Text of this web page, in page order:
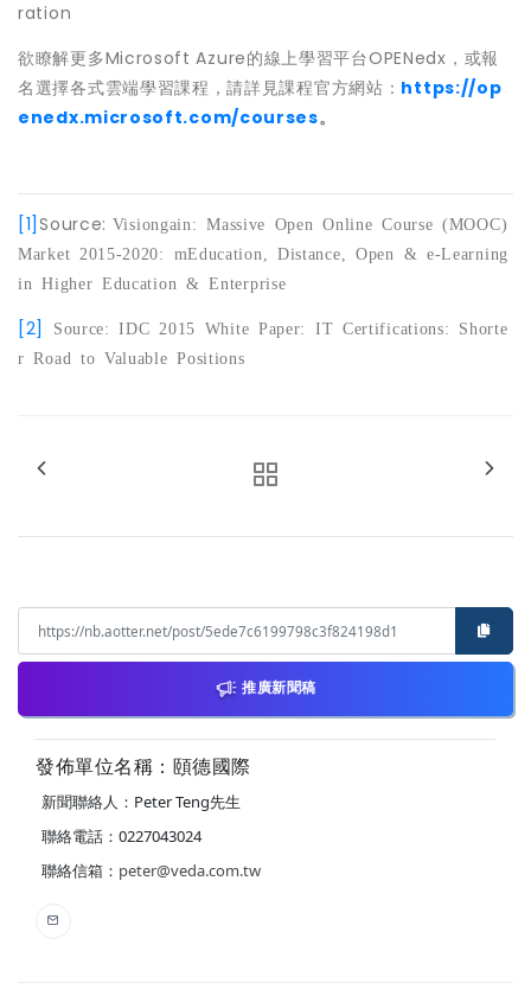
ration
欲瞭解更多Microsoft Azure的線上學習平台OPENedx，或報
名選擇各式雲端學習課程，請詳見課程官方網站： https://op
enedx.microsoft.com/courses。
[1]Source: Visiongain: Massive Open Online Course (MOOC)
Market 2015-2020: mEducation, Distance, Open & e-Learning
in Higher Education & Enterprise
[2]
Source: IDC 2015 White Paper: IT Certifications: Shorte
r Road to Valuable Positions
推廣新聞稿
發佈單位名稱：頤德國際
新聞聯絡人：Peter Teng先生
聯絡電話：0227043024
聯絡信箱： peter@veda.com.tw